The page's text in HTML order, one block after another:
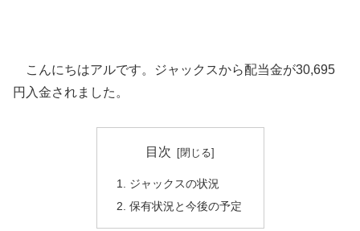
こんにちはアルです。ジャックスから配当金が30,695
円入金されました。
目次
ジャックスの状況
保有状況と今後の予定